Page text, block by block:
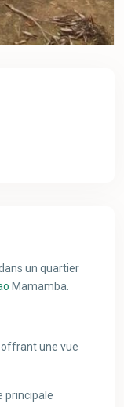
un quartier
Mamamba.
offrant une vue
principale